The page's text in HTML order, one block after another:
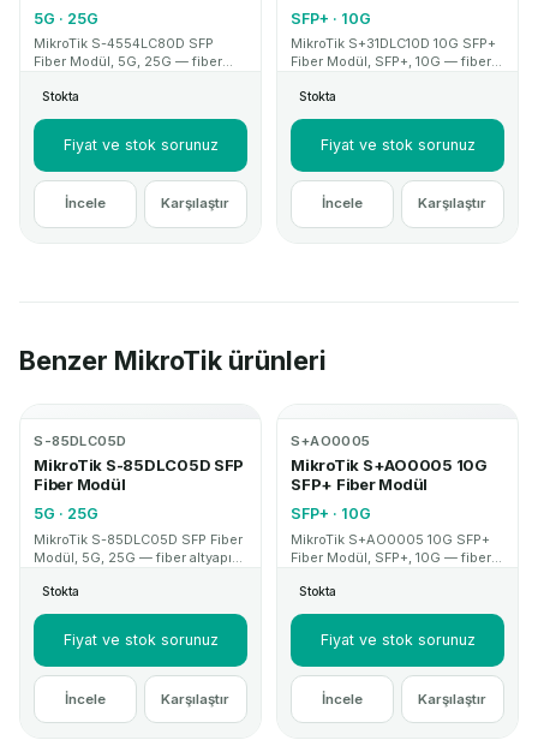
5G · 25G
MikroTik S-4554LC80D SFP
Fiber Modül, 5G, 25G — fiber
kullanılan SFP/QSFP modül
çözümüdür. Kurumsal proje ve
teknik destek için MikroTik
Mağaza.
Stokta
Fiyat ve stok sorunuz
İncele Karşılaştır
SFP+ · 10G
MikroTik S+31DLC10D 10G SFP+
Fiber Modül, SFP+, 10G — fiber
kullanılan SFP/QSFP modül
çözümüdür. Kurumsal proje ve
teknik destek için MikroTik
Mağaza.
Stokta
Fiyat ve stok sorunuz
İncele Karşılaştır
Benzer MikroTik ürünleri
S-85DLC05D
MikroTik S-85DLC05D SFP
Fiber Modül
5G · 25G
MikroTik S-85DLC05D SFP Fiber
Modül, 5G, 25G — fiber altyapı
SFP/QSFP modül çözümüdür.
Kurumsal proje ve teknik destek
için MikroTik Mağaza.
Stokta
Fiyat ve stok sorunuz
İncele Karşılaştır
S+AO0005
MikroTik S+AO0005 10G
SFP+ Fiber Modül
SFP+ · 10G
MikroTik S+AO0005 10G SFP+
Fiber Modül, SFP+, 10G — fiber
kullanılan SFP/QSFP modül
çözümüdür. Kurumsal proje ve
teknik destek için MikroTik
Mağaza.
Stokta
Fiyat ve stok sorunuz
İncele Karşılaştır